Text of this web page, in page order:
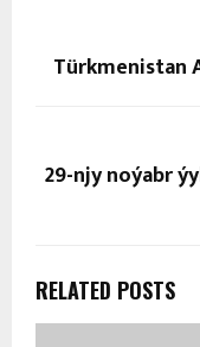
Türkmenistan
29-njy noýabr
RELATED POSTS